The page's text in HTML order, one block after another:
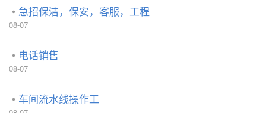
急招保洁，保安，客服，工程
08-07
电话销售
08-07
车间流水线操作工